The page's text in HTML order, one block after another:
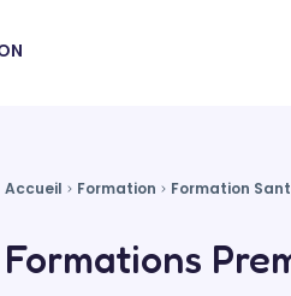
Accueil Formation Formation
Formations